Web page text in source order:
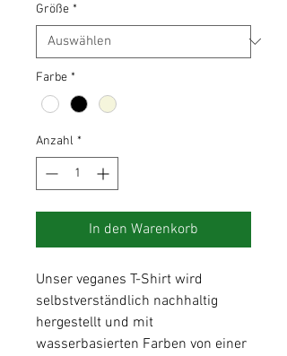
Größe *
Farbe *
Anzahl *
In den Warenkorb
Unser veganes T-Shirt wird
selbstverständlich nachhaltig
hergestellt und mit
wasserbasierten Farben von einer